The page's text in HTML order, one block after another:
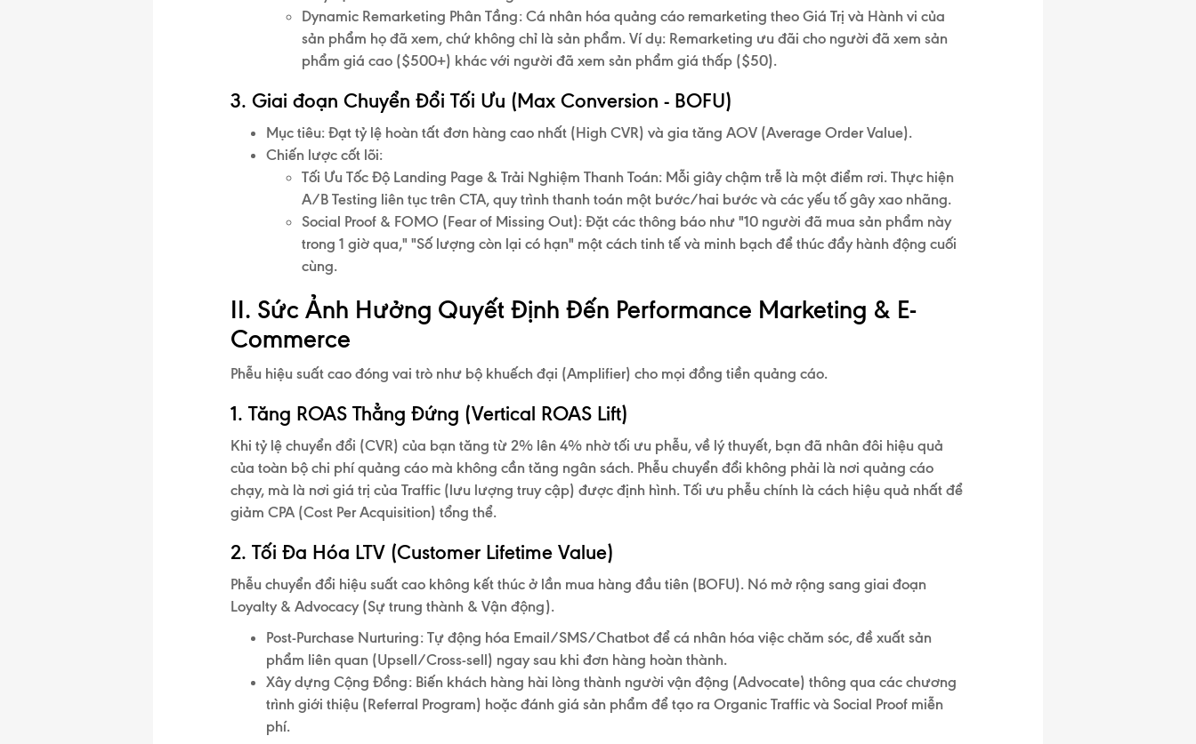
Dynamic Remarketing Phân Tầng: Cá nhân hóa quảng cáo remarketing theo Giá Trị và Hành vi của
sản phẩm họ đã xem, chứ không chỉ là sản phẩm. Ví dụ: Remarketing ưu đãi cho người đã xem sản
phẩm giá cao ($500+) khác với người đã xem sản phẩm giá thấp ($50).
3. Giai đoạn Chuyển Đổi Tối Ưu (Max Conversion - BOFU)
Mục tiêu: Đạt tỷ lệ hoàn tất đơn hàng cao nhất (High CVR) và gia tăng AOV (Average Order Value).
Chiến lược cốt lõi:
Tối Ưu Tốc Độ Landing Page & Trải Nghiệm Thanh Toán: Mỗi giây chậm trễ là một điểm rơi. Thực hiện
A/B Testing liên tục trên CTA, quy trình thanh toán một bước/hai bước và các yếu tố gây xao nhãng.
Social Proof & FOMO (Fear of Missing Out): Đặt các thông báo như "10 người đã mua sản phẩm này
trong 1 giờ qua," "Số lượng còn lại có hạn" một cách tinh tế và minh bạch để thúc đẩy hành động cuối
cùng.
II. Sức Ảnh Hưởng Quyết Định Đến Performance Marketing & E-
Commerce
Phễu hiệu suất cao đóng vai trò như bộ khuếch đại (Amplifier) cho mọi đồng tiền quảng cáo.
1. Tăng ROAS Thẳng Đứng (Vertical ROAS Lift)
Khi tỷ lệ chuyển đổi (CVR) của bạn tăng từ 2% lên 4% nhờ tối ưu phễu, về lý thuyết, bạn đã nhân đôi hiệu quả
của toàn bộ chi phí quảng cáo mà không cần tăng ngân sách. Phễu chuyển đổi không phải là nơi quảng cáo
chạy, mà là nơi giá trị của Traffic (lưu lượng truy cập) được định hình. Tối ưu phễu chính là cách hiệu quả nhất để
giảm CPA (Cost Per Acquisition) tổng thể.
2. Tối Đa Hóa LTV (Customer Lifetime Value)
Phễu chuyển đổi hiệu suất cao không kết thúc ở lần mua hàng đầu tiên (BOFU). Nó mở rộng sang giai đoạn
Loyalty & Advocacy (Sự trung thành & Vận động).
Post-Purchase Nurturing: Tự động hóa Email/SMS/Chatbot để cá nhân hóa việc chăm sóc, đề xuất sản
phẩm liên quan (Upsell/Cross-sell) ngay sau khi đơn hàng hoàn thành.
Xây dựng Cộng Đồng: Biến khách hàng hài lòng thành người vận động (Advocate) thông qua các chương
trình giới thiệu (Referral Program) hoặc đánh giá sản phẩm để tạo ra Organic Traffic và Social Proof miễn
phí.